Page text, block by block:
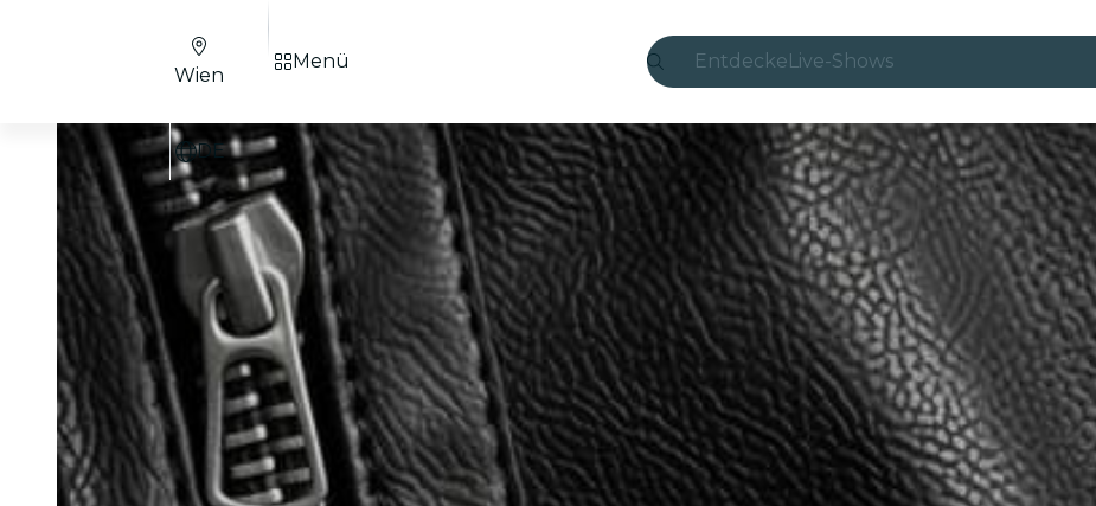
EntdeckeLive-Shows
Candlelight
London
Erlebnisse und Städte
São Paulo
Seoul
Stadttouren
Wien
DE
Menü